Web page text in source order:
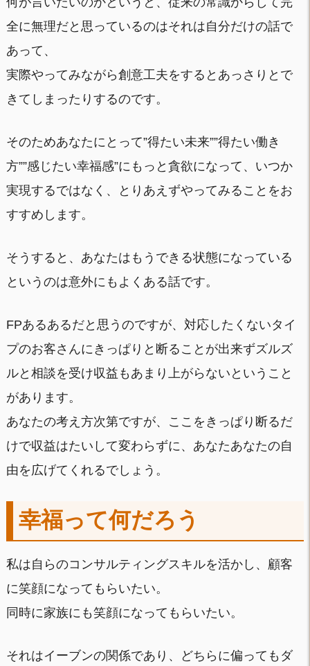
全に無理だと思っているのはそれは自分だけの話で
あって、
実際やってみながら創意工夫をするとあっさりとで
きてしまったりするのです。
そのためあなたにとって”得たい未来””得たい働き
方””感じたい幸福感”にもっと貪欲になって、いつか
実現するではなく、とりあえずやってみることをお
すすめします。
そうすると、あなたはもうできる状態になっている
というのは意外にもよくある話です。
FPあるあるだと思うのですが、対応したくないタイ
プのお客さんにきっぱりと断ることが出来ずズルズ
ルと相談を受け収益もあまり上がらないということ
があります。
あなたの考え方次第ですが、ここをきっぱり断るだ
けで収益はたいして変わらずに、あなたあなたの自
由を広げてくれるでしょう。
幸福って何だろう
私は自らのコンサルティングスキルを活かし、顧客
に笑顔になってもらいたい。
同時に家族にも笑顔になってもらいたい。
それはイーブンの関係であり、どちらに偏ってもダ